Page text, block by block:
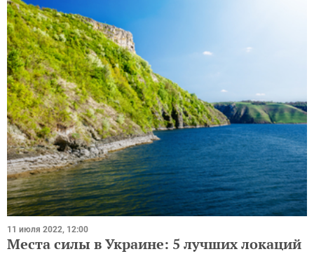
11 июля 2022, 12:00
Места силы в Украине: 5 лучших локаций